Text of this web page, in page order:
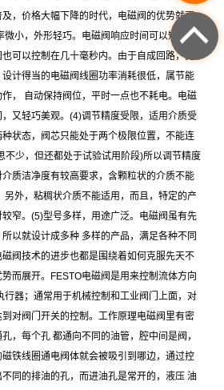
，价格大幅下降的时代，电磁阀的优势就更
微小，外形轻巧。电磁阀响应时间可以短几个
可以控制在几十毫秒内。由于自成回路，比
计得当的电磁阀线圈功率消耗很低，属节能
， 自动保持阀位，平时一点也不耗电。电磁
又轻巧美观。(4)调节精度受限，适用介质受
状态，阀芯只能处于两个极限位置，不能连
不少，但还都处于试验试用阶段)所以调节精度
质洁净度有较高要求，含颗粒状的介质不能
另外，粘稠状介质不能适用，而且，特定的产
窄。(5)型号多样，用途广泛。电磁阀虽有先
以就设计成多种 多样的产品，满足各种不同
阀技术的进步也都是围绕着如何克服先天不
而展开。FESTO电磁阀是用来控制流体方向
行器；通常用于机械控制和工业阀门上面，对
对阀门开关的控制。工作原理电磁阀里有密
，每个孔 都通向不同的油管，腔中间是阀，
铁线圈通电阀体就会被吸引到哪边，通过控
同的排油的孔，而进油孔是常开的，液压 油